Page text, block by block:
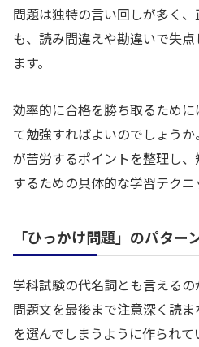
問題は独特の言い回しが多く
も、読み間違えや勘違いで失
ます。
効率的に合格を勝ち取るため
て勉強すればよいのでしょう
が苦労するポイントを整理し
するための具体的な学習テクニ
「ひっかけ問題」のパター
学科試験の代名詞とも言えるの
問題文を最後まで注意深く読
を選んでしまうように作られ